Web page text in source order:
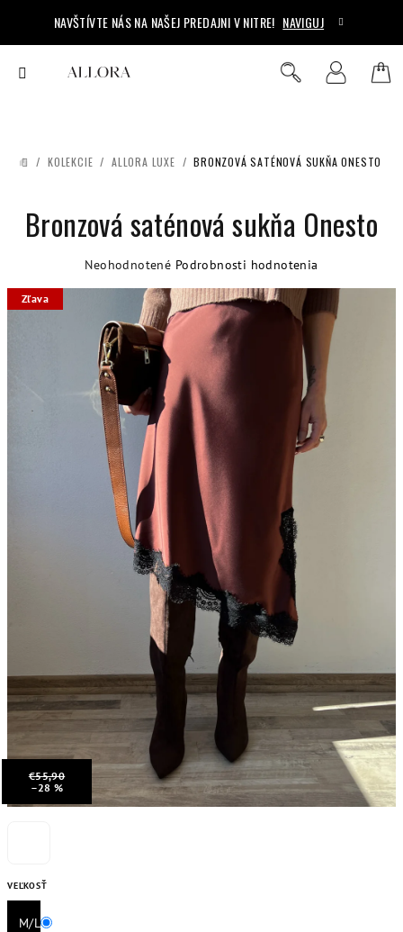
obsah
NAVŠTÍVTE NÁS NA NAŠEJ PREDAJNI V NITRE! NAVIGUJ
DOMOV
/ KOLEKCIE / ALLORA LUXE / BRONZOVÁ SATÉNOVÁ SUKŇA ONESTO
VEĽKOSŤ
M/L
Bronzová saténová sukňa Onesto
Priemerné
0,0
hviezdičiek.
Neohodnotené Podrobnosti hodnotenia
Zľava
€55,90
–28 %